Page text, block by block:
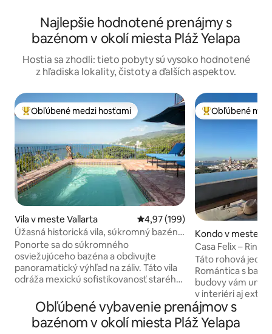
Najlepšie hodnotené prenájmy s
bazénom v okolí miesta Pláž Yelapa
Hostia sa zhodli: tieto pobyty sú vysoko hodnotené
z hľadiska lokality, čistoty a ďalších aspektov.
Najobľúbenejšie medzi hosťami
Obľúbené medzi hosťami
Vila v meste Vallarta Priemerné ohodnotenie 4,97 z
4,97 (199)
Úžasná historická vila, súkromný bazén a
280° výhľad
Ponorte sa do súkromného
osviežujúceho bazéna a obdivujte
panoramatický výhľad na záliv. Táto vila
odráža mexickú sofistikovanosť starého
ručne maľovanými dlaždicami a
koloniálnymi starožitnosťami spolu s
moderným vybavením. Naša vila sa
Najobľúbenejšie
Obľúbené
Kondo v meste
Casa Felix –
Táto rohová
Romántica s
budovy vám
v interiéri aj
zasúvateľným
dverám.
vybavenou
Obľúbené vybavenie prenájmov s
bazénom v okolí miesta Pláž Yelapa